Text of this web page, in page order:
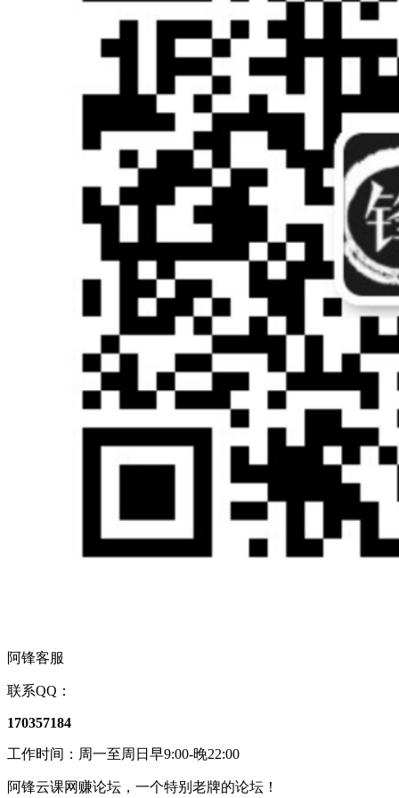
阿锋客服
联系QQ：
170357184
工作时间：周一至周日早9:00-晚22:00
阿锋云课网赚论坛，一个特别老牌的论坛！